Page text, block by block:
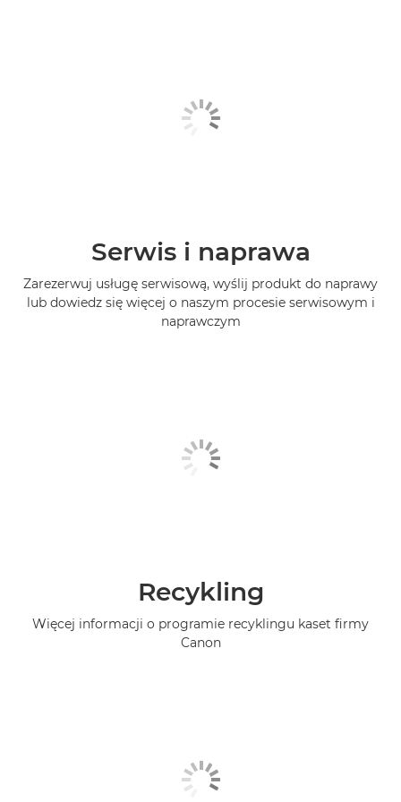
Serwis i naprawa
Zarezerwuj usługę serwisową, wyślij produkt do naprawy
lub dowiedz się więcej o naszym procesie serwisowym i
naprawczym
Recykling
Więcej informacji o programie recyklingu kaset firmy
Canon